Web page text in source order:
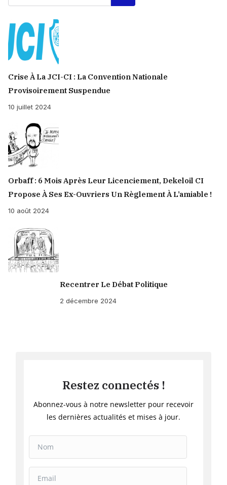
Crise À La JCI-CI : La Convention Nationale
Provisoirement Suspendue
10 juillet 2024
Orbaff : 6 Mois Après Leur Licenciement, Dekeloil CI
Propose À Ses Ex-Ouvriers Un Règlement À L’amiable !
10 août 2024
Recentrer Le Débat Politique
2 décembre 2024
Restez connectés !
Abonnez-vous à notre newsletter pour recevoir
les dernières actualités et mises à jour.